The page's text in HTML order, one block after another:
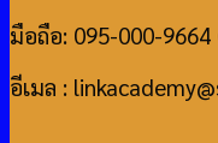
มือถือ: 095-000-
อีเมล :